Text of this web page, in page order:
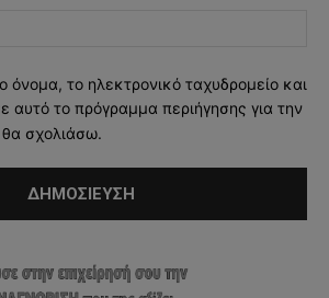
όνομα, το ηλεκτρονικό ταχυδρομείο και
αυτό το πρόγραμμα περιήγησης για την
σχολιάσω.